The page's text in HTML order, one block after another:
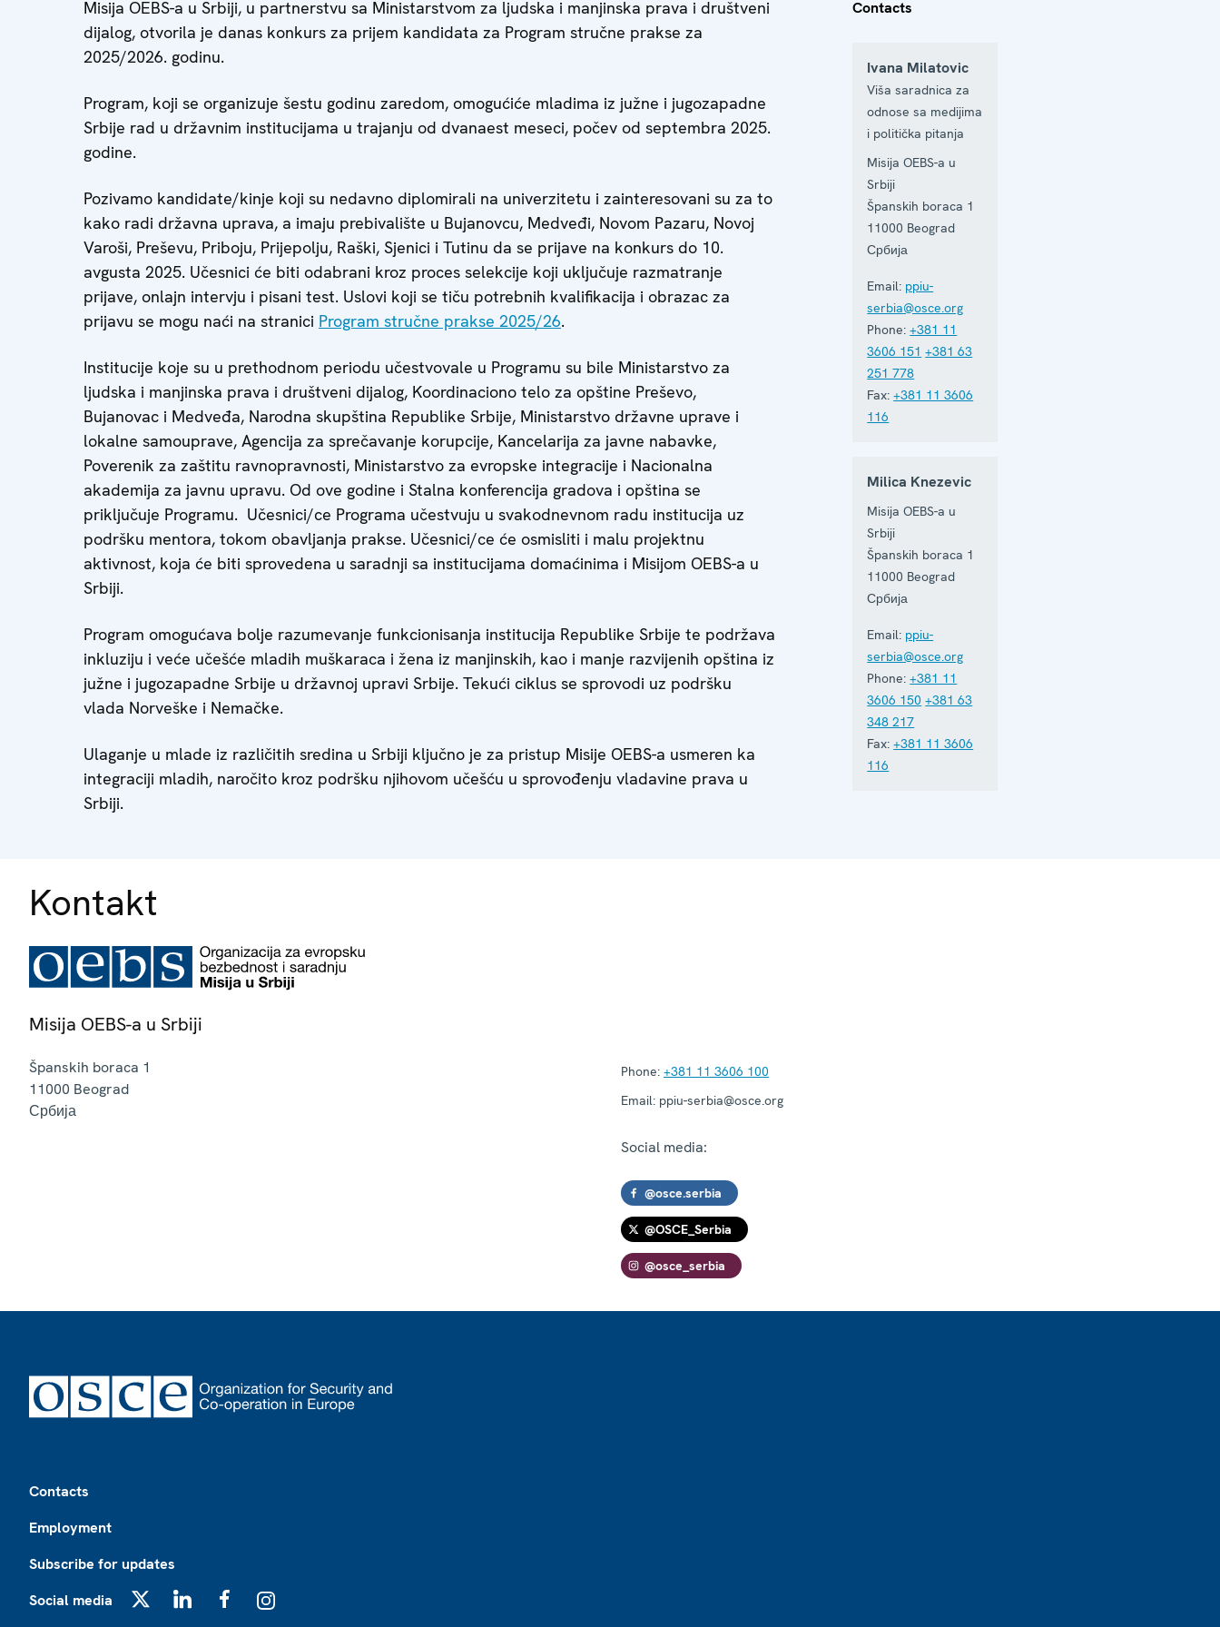
Misija OEBS-a u Srbiji, u partnerstvu sa Ministarstvom za ljudska i manjinska prava i društveni
dijalog, otvorila je danas konkurs za prijem kandidata za Program stručne prakse za
2025/2026. godinu.
Program, koji se organizuje šestu godinu zaredom, omogućiće mladima iz južne i jugozapadne
Srbije rad u državnim institucijama u trajanju od dvanaest meseci, počev od septembra 2025.
godine.
Pozivamo kandidate/kinje koji su nedavno diplomirali na univerzitetu i zainteresovani su za to
kako radi državna uprava, a imaju prebivalište u Bujanovcu, Medveđi, Novom Pazaru, Novoj
Varoši, Preševu, Priboju, Prijepolju, Raški, Sjenici i Tutinu da se prijave na konkurs do 10.
avgusta 2025. Učesnici će biti odabrani kroz proces selekcije koji uključuje razmatranje
prijave, onlajn intervju i pisani test. Uslovi koji se tiču potrebnih kvalifikacija i obrazac za
prijavu se mogu naći na stranici Program stručne prakse 2025/26.
Institucije koje su u prethodnom periodu učestvovale u Programu su bile Ministarstvo za
ljudska i manjinska prava i društveni dijalog, Koordinaciono telo za opštine Preševo,
Bujanovac i Medveđa, Narodna skupština Republike Srbije, Ministarstvo državne uprave i
lokalne samouprave, Agencija za sprečavanje korupcije, Kancelarija za javne nabavke,
Poverenik za zaštitu ravnopravnosti, Ministarstvo za evropske integracije i Nacionalna
akademija za javnu upravu. Od ove godine i Stalna konferencija gradova i opština se
priključuje Programu. Učesnici/ce Programa učestvuju u svakodnevnom radu institucija uz
podršku mentora, tokom obavljanja prakse. Učesnici/ce će osmisliti i malu projektnu
aktivnost, koja će biti sprovedena u saradnji sa institucijama domaćinima i Misijom OEBS-a u
Srbiji.
Program omogućava bolje razumevanje funkcionisanja institucija Republike Srbije te podržava
inkluziju i veće učešće mladih muškaraca i žena iz manjinskih, kao i manje razvijenih opština iz
južne i jugozapadne Srbije u državnoj upravi Srbije. Tekući ciklus se sprovodi uz podršku
vlada Norveške i Nemačke.
Ulaganje u mlade iz različitih sredina u Srbiji ključno je za pristup Misije OEBS-a usmeren ka
integraciji mladih, naročito kroz podršku njihovom učešću u sprovođenju vladavine prava u
Srbiji.
Contacts
Ivana Milatovic
Viša saradnica za
odnose sa medijima
i politička pitanja
Misija OEBS-a u
Srbiji
Španskih boraca 1
11000 Beograd
Србија
Email: ppiu-
serbia@osce.org
Phone: +381 11
3606 151 +381 63
251 778
Fax: +381 11 3606
116
Milica Knezevic
Misija OEBS-a u
Srbiji
Španskih boraca 1
11000 Beograd
Србија
Email: ppiu-
serbia@osce.org
Phone: +381 11
3606 150 +381 63
348 217
Fax: +381 11 3606
116
Kontakt
Misija OEBS-a u Srbiji
Španskih boraca 1
11000 Beograd
Србија
Phone: +381 11 3606 100
Email: ppiu-serbia@osce.org
Social media:
@osce.serbia
@OSCE_Serbia
@osce_serbia
Contacts
Employment
Subscribe for updates
Social media